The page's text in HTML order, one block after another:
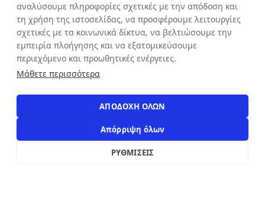
Κυριακή: ΚΛΕΙΣΤΑ
ΕΠΙΚΟΙΝΩΝΙΑ
αναλύσουμε πληροφορίες σχετικές με την απόδοση και
τη χρήση της ιστοσελίδας, να προσφέρουμε λειτουργίες
σχετικές με τα κοινωνικά δίκτυα, να βελτιώσουμε την
εμπειρία πλοήγησης και να εξατομικεύσουμε
περιεχόμενο και προωθητικές ενέργειες.
Μάθετε περισσότερα
ΑΠΟΔΟΧΗ ΟΛΩΝ
Απόρριψη όλων
ΡΥΘΜΙΣΕΙΣ